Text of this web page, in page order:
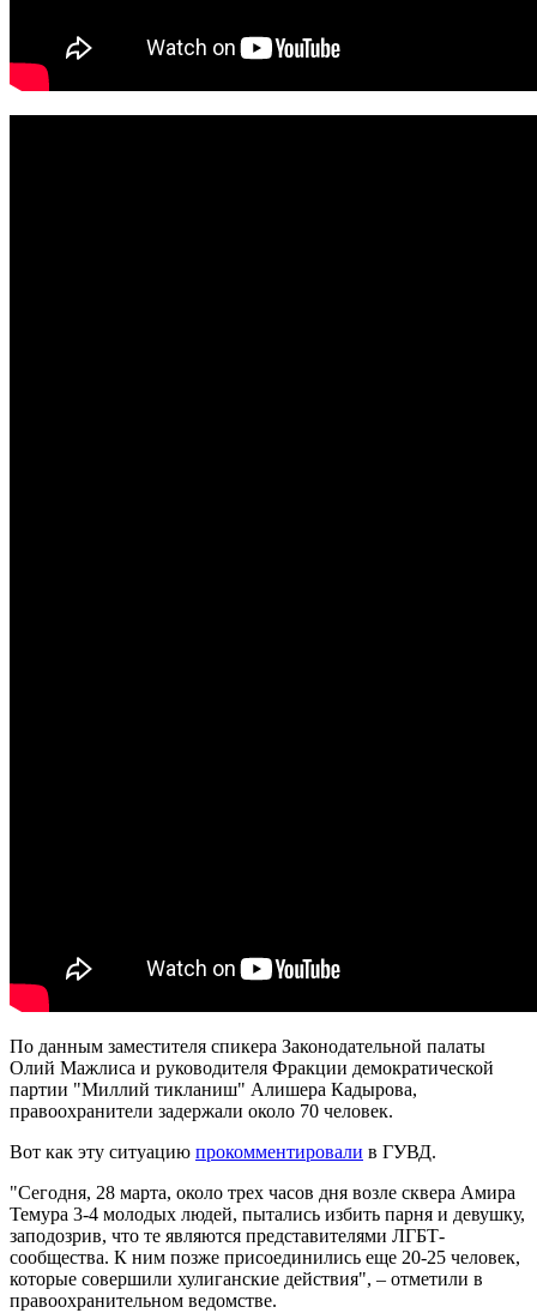
По данным заместителя спикера Законодательной палаты
Олий Мажлиса и руководителя Фракции демократической
партии "Миллий тикланиш" Алишера Кадырова,
правоохранители задержали около 70 человек.
Вот как эту ситуацию прокомментировали в ГУВД.
"Сегодня, 28 марта, около трех часов дня возле сквера Амира
Темура 3-4 молодых людей, пытались избить парня и девушку,
заподозрив, что те являются представителями ЛГБТ-
сообщества. К ним позже присоединились еще 20-25 человек,
которые совершили хулиганские действия", – отметили в
правоохранительном ведомстве.